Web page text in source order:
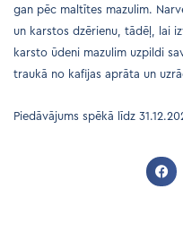
gan pēc maltītes mazulim.
un karstos dzērienu, tādēļ, lai
karsto ūdeni mazulim uzpildi
traukā no kafijas aprāta un
Piedāvājums spēkā līdz